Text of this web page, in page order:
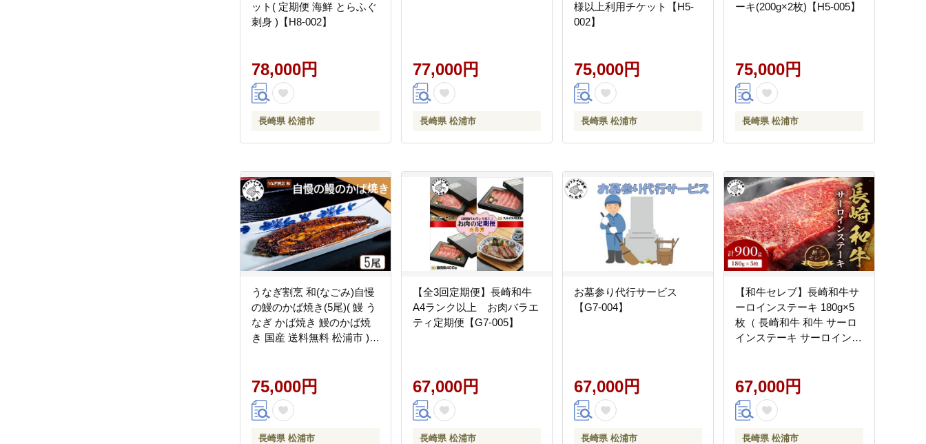
ット( 定期便 海鮮 とらふぐ
刺身 )【H8-002】
78,000円
長崎県 松浦市
77,000円
長崎県 松浦市
様以上利用チケット【H5-
002】
75,000円
長崎県 松浦市
ーキ(200g×2枚)【H5-005】
75,000円
長崎県 松浦市
うなぎ割烹 和(なごみ)自慢
の鰻のかば焼き(5尾)( 鰻 う
なぎ かば焼き 鰻のかば焼
き 国産 送料無料 松浦市 )
75,000円
長崎県 松浦市
【全3回定期便】長崎和牛
A4ランク以上 お肉バラエ
ティ定期便【G7-005】
67,000円
長崎県 松浦市
お墓参り代行サービス
【G7-004】
67,000円
長崎県 松浦市
【和牛セレブ】長崎和牛サ
ーロインステーキ 180g×5
枚（ 長崎和牛 和牛 サーロ
インステーキ サーロイン
67,000円
長崎県 松浦市